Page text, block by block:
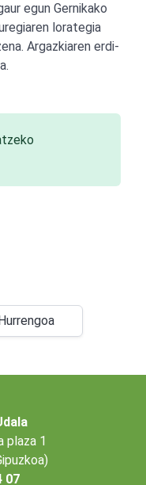
egun Gernikako
lorategia
Argazkiaren erdi-
plaza 1
07